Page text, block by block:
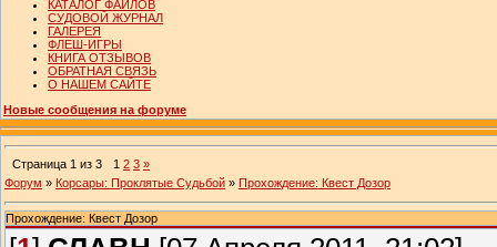
КАТАЛОГ ФАЙЛОВ
СУДОВОЙ ЖУРНАЛ
ГАЛЕРЕЯ
ФЛЕШ-ИГРЫ
КНИГА ОТЗЫВОВ
ОБРАТНАЯ СВЯЗЬ
О НАШЕМ САЙТЕ
Новые сообщения на форуме
Страница 1 из 3 1 2 3 »
Форум » Корсары: Проклятые Судьбой » Прохождение: Квест Дозор
Прохождение: Квест Дозор